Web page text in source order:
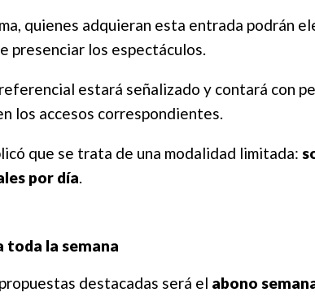
quienes adquieran esta entrada podrán
presenciar los espectáculos.
estará señalizado y contará con
los accesos correspondientes.
que se trata de una modalidad limitada:
por día.
toda la semana
destacadas será el abono